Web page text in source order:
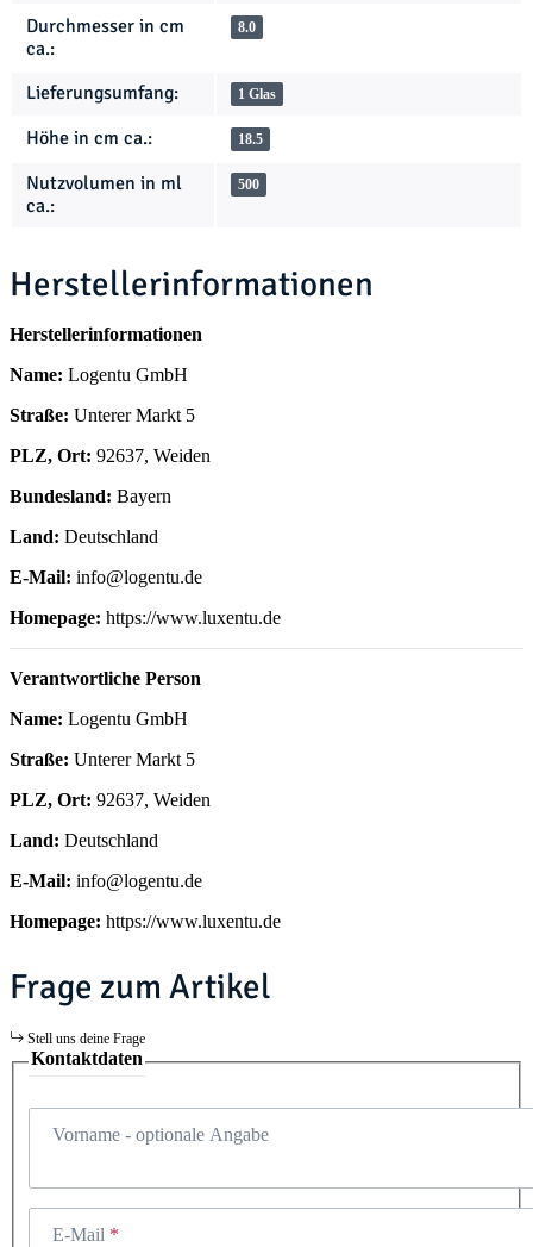
Durchmesser in cm
ca.:
8.0
Lieferungsumfang: 1 Glas
Höhe in cm ca.: 18.5
Nutzvolumen in ml
ca.:
500
Herstellerinformationen
Herstellerinformationen
Name: Logentu GmbH
Straße: Unterer Markt 5
PLZ, Ort: 92637, Weiden
Bundesland: Bayern
Land: Deutschland
E-Mail: info@logentu.de
Homepage: https://www.luxentu.de
Verantwortliche Person
Name: Logentu GmbH
Straße: Unterer Markt 5
PLZ, Ort: 92637, Weiden
Land: Deutschland
E-Mail: info@logentu.de
Homepage: https://www.luxentu.de
Frage zum Artikel
Stell uns deine Frage
Kontaktdaten
Vorname - optionale Angabe
E-Mail